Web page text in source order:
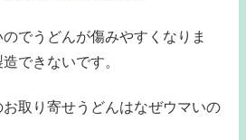
でうどんが傷みやすくなりま
できないです。
取り寄せうどんはなぜウマいの